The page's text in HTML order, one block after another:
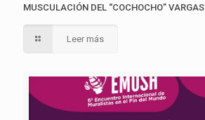
MUSCULACIÓN DEL “COCHOCHO” VARGAS
Leer más